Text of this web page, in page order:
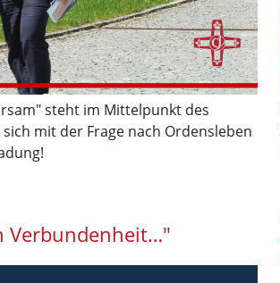
steht im Mittelpunkt des
mit der Frage nach Ordensleben
Verbundenheit…"